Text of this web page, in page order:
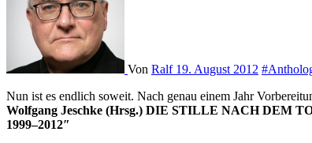
Von Ralf 19. August 2012
Nun ist es endlich soweit. Nach genau einem Jahr
Wolfgang Jeschke (Hrsg.) DIE STILLE NACH DEM
1999–2012″